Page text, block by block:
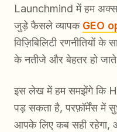
Launchmind में हम
जुड़े फैसले व्यापक GEO
विज़िबिलिटी रणनीतियों
के नतीजे और बेहतर हो
इस लेख में हम समझेंगे कि
पड़ सकता है, परफ़ॉर्मेंस में
आपके लिए कब सही रहेगा,